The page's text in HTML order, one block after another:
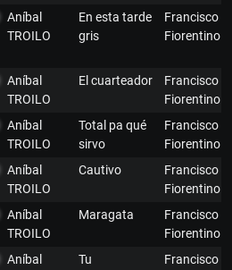
Aníbal
TROILO
En esta tarde
gris
Francisco
Fiorentino
Aníbal
TROILO
El cuarteador
Francisco
Fiorentino
Aníbal
TROILO
Total pa qué
sirvo
Francisco
Fiorentino
Aníbal
TROILO
Cautivo
Francisco
Fiorentino
Aníbal
TROILO
Maragata
Francisco
Fiorentino
Aníbal
Tu
Francisco